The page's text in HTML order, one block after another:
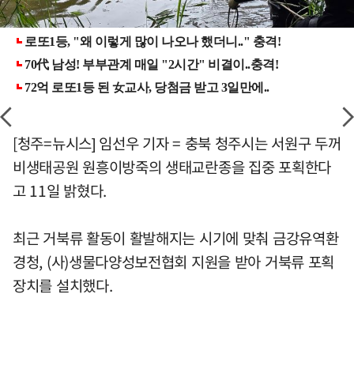
[청주=뉴시스] 임선우 기자 = 충북 청주시는 서원구 두꺼
비생태공원 원흥이방죽의 생태교란종을 집중 포획한다
고 11일 밝혔다.
최근 거북류 활동이 활발해지는 시기에 맞춰 금강유역환
경청, (사)생물다양성보전협회 지원을 받아 거북류 포획
장치를 설치했다.